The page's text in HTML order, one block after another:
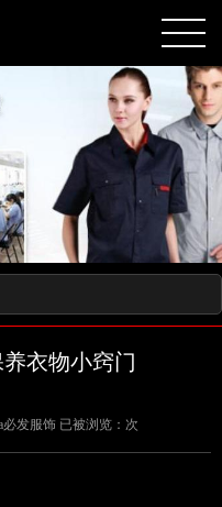
衣物小窍门
必发服饰 已被浏览：次